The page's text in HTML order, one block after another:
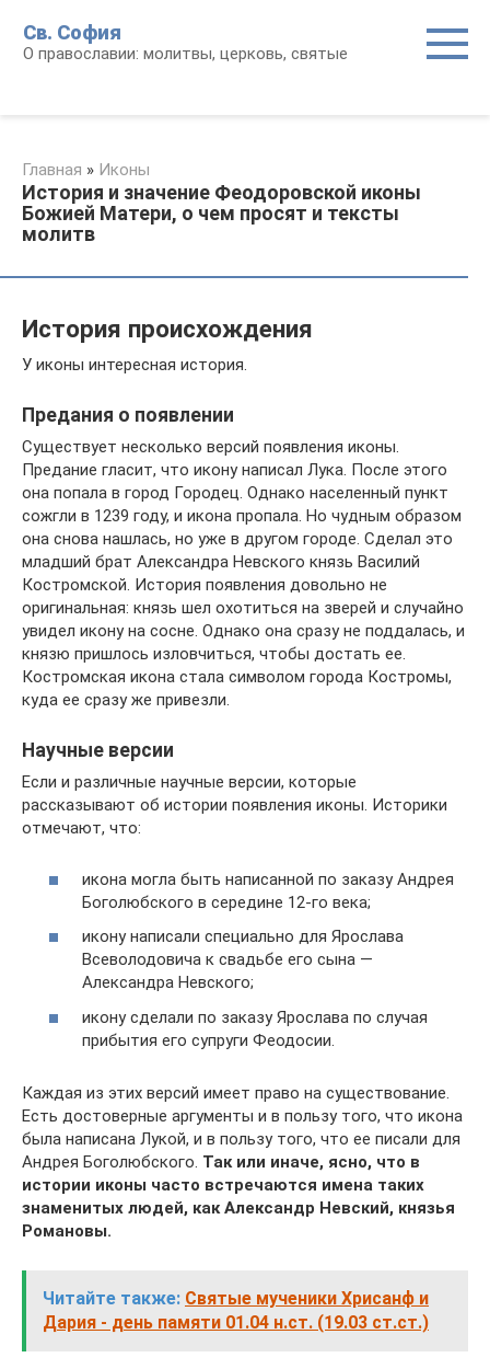
контенту
Св. София
О православии: молитвы, церковь, святые
Главная » Иконы
История и значение Феодоровской иконы
Божией Матери, о чем просят и тексты
молитв
История происхождения
У иконы интересная история.
Предания о появлении
Существует несколько версий появления иконы.
Предание гласит, что икону написал Лука. После этого
она попала в город Городец. Однако населенный пункт
сожгли в 1239 году, и икона пропала. Но чудным образом
она снова нашлась, но уже в другом городе. Сделал это
младший брат Александра Невского князь Василий
Костромской. История появления довольно не
оригинальная: князь шел охотиться на зверей и случайно
увидел икону на сосне. Однако она сразу не поддалась, и
князю пришлось изловчиться, чтобы достать ее.
Костромская икона стала символом города Костромы,
куда ее сразу же привезли.
Научные версии
Если и различные научные версии, которые
рассказывают об истории появления иконы. Историки
отмечают, что:
икона могла быть написанной по заказу Андрея
Боголюбского в середине 12-го века;
икону написали специально для Ярослава
Всеволодовича к свадьбе его сына —
Александра Невского;
икону сделали по заказу Ярослава по случая
прибытия его супруги Феодосии.
Каждая из этих версий имеет право на существование.
Есть достоверные аргументы и в пользу того, что икона
была написана Лукой, и в пользу того, что ее писали для
Андрея Боголюбского. Так или иначе, ясно, что в
истории иконы часто встречаются имена таких
знаменитых людей, как Александр Невский, князья
Романовы.
Читайте также: Святые мученики Хрисанф и
Дария - день памяти 01.04 н.ст. (19.03 ст.ст.)